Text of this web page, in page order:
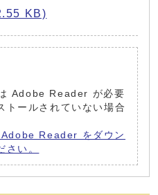
KB)
Adobe Reader が必要
トールされていない場合
Reader をダウン
さい。